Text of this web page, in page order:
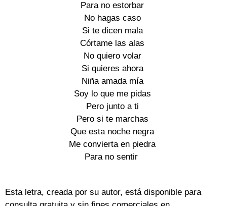
Para no estorbar
No hagas caso
Si te dicen mala
Córtame las alas
No quiero volar
Si quieres ahora
Niña amada mía
Soy lo que me pidas
Pero junto a ti
Pero si te marchas
Que esta noche negra
Me convierta en piedra
Para no sentir
Esta letra, creada por su autor, está disponible para